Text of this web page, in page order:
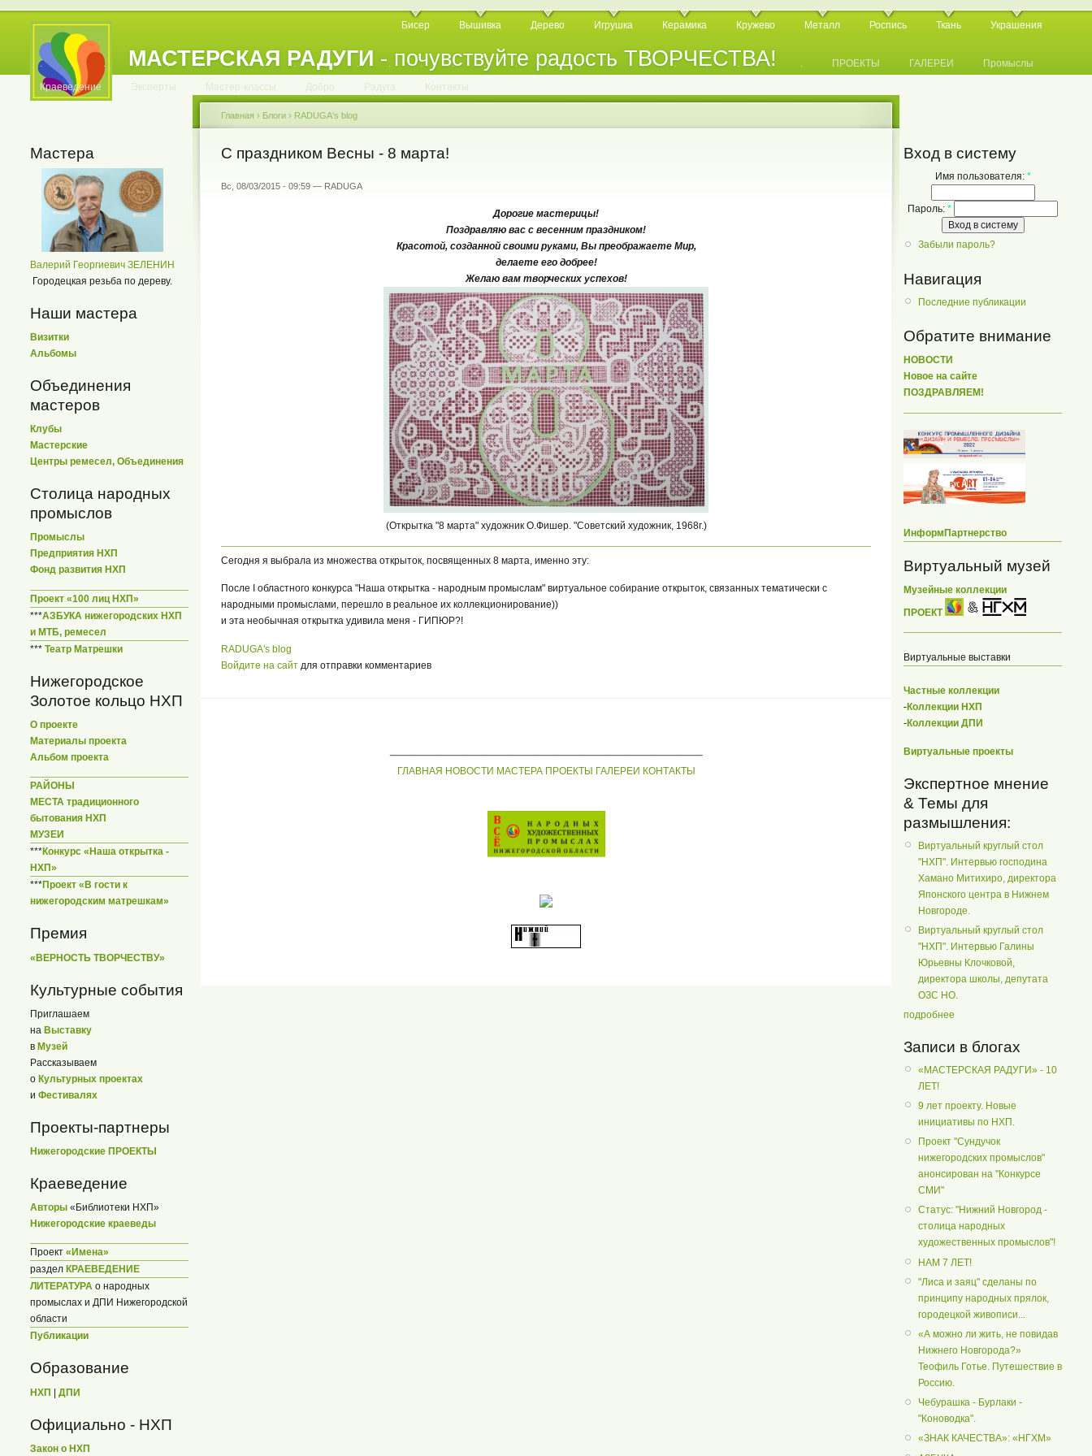
МАСТЕРСКАЯ РАДУГИ - почувствуйте радость ТВОРЧЕСТВА!
Бисер Вышивка Дерево Игрушка Керамика Кружево Металл Роспись Ткань Украшения
. . . . . . . . . . . . . . . . . . . . . . . . . ПРОЕКТЫ ГАЛЕРЕИ Промыслы
Краеведение Эксперты Мастер-классы Добро Радуга Контакты
Мастера
Валерий Георгиевич ЗЕЛЕНИН
Городецкая резьба по дереву.
Наши мастера
Визитки
Альбомы
Объединения
мастеров
Клубы
Мастерские
Центры ремесел, Объединения
Столица народных
промыслов
Промыслы
Предприятия НХП
Фонд развития НХП
Проект «100 лиц НХП»
***АЗБУКА нижегородских НХП
и МТБ, ремесел
*** Театр Матрешки
Нижегородское
Золотое кольцо НХП
О проекте
Материалы проекта
Альбом проекта
РАЙОНЫ
МЕСТА традиционного
бытования НХП
МУЗЕИ
***Конкурс «Наша открытка -
НХП»
***Проект «В гости к
нижегородским матрешкам»
Премия
«ВЕРНОСТЬ ТВОРЧЕСТВУ»
Культурные события
Приглашаем
на Выставку
в Музей
Рассказываем
о Культурных проектах
и Фестивалях
Проекты-партнеры
Нижегородские ПРОЕКТЫ
Краеведение
Авторы «Библиотеки НХП»
Нижегородские краеведы
Проект «Имена»
раздел КРАЕВЕДЕНИЕ
ЛИТЕРАТУРА о народных
промыслах и ДПИ Нижегородской
области
Публикации
Образование
НХП | ДПИ
Официально - НХП
Закон о НХП
Главная › Блоги › RADUGA's blog
С праздником Весны - 8 марта!
Вс, 08/03/2015 - 09:59 — RADUGA
Дорогие мастерицы!
Поздравляю вас с весенним праздником!
Красотой, созданной своими руками, Вы преображаете Мир,
делаете его добрее!
Желаю вам творческих успехов!
(Открытка "8 марта" художник О.Фишер. "Советский художник, 1968г.)
Сегодня я выбрала из множества открыток, посвященных 8 марта, именно эту:
После I областного конкурса "Наша открытка - народным промыслам" виртуальное собирание открыток, связанных тематически с
народными промыслами, перешло в реальное их коллекционирование))
и эта необычная открытка удивила меня - ГИПЮР?!
RADUGA's blog
Войдите на сайт для отправки комментариев
ГЛАВНАЯ НОВОСТИ МАСТЕРА ПРОЕКТЫ ГАЛЕРЕИ КОНТАКТЫ
Вход в систему
Имя пользователя: *
Пароль: *
Забыли пароль?
Навигация
Последние публикации
Обратите внимание
НОВОСТИ
Новое на сайте
ПОЗДРАВЛЯЕМ!
ИнформПартнерство
Виртуальный музей
Музейные коллекции
ПРОЕКТ
Виртуальные выставки
Частные коллекции
-Коллекции НХП
-Коллекции ДПИ
Виртуальные проекты
Экспертное мнение
& Темы для
размышления:
Виртуальный круглый стол
"НХП". Интервью господина
Хамано Митихиро, директора
Японского центра в Нижнем
Новгороде.
Виртуальный круглый стол
"НХП". Интервью Галины
Юрьевны Клочковой,
директора школы, депутата
ОЗС НО.
подробнее
Записи в блогах
«МАСТЕРСКАЯ РАДУГИ» - 10
ЛЕТ!
9 лет проекту. Новые
инициативы по НХП.
Проект "Сундучок
нижегородских промыслов"
анонсирован на "Конкурсе
СМИ"
Статус: "Нижний Новгород -
столица народных
художественных промыслов"!
НАМ 7 ЛЕТ!
"Лиса и заяц" сделаны по
принципу народных прялок,
городецкой живописи...
«А можно ли жить, не повидав
Нижнего Новгорода?»
Теофиль Готье. Путешествие в
Россию.
Чебурашка - Бурлаки -
"Коноводка".
«ЗНАК КАЧЕСТВА»: «НГХМ»